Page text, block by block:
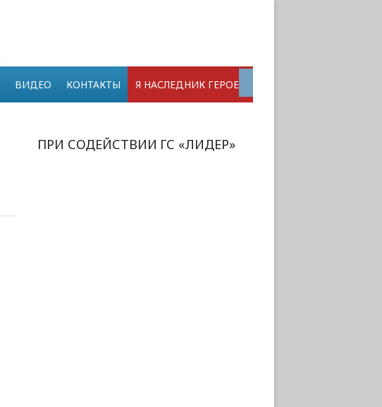
ВИДЕО КОНТАКТЫ Я НАСЛЕДНИК ГЕРОЕВ
ПРИ СОДЕЙСТВИИ ГС «ЛИДЕР»